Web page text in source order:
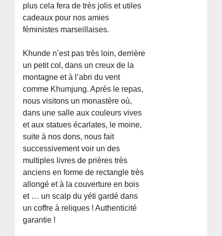
plus cela fera de très jolis et utiles
cadeaux pour nos amies
féministes marseillaises.
Khunde n’est pas très loin, derrière
un petit col, dans un creux de la
montagne et à l’abri du vent
comme Khumjung. Après le repas,
nous visitons un monastère où,
dans une salle aux couleurs vives
et aux statues écarlates, le moine,
suite à nos dons, nous fait
successivement voir un des
multiples livres de prières très
anciens en forme de rectangle très
allongé et à la couverture en bois
et … un scalp du yéti gardé dans
un coffre à reliques ! Authenticité
garantie !